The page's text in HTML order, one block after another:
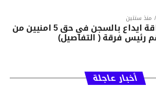
منذ سنتين
ابطاقة ايداع بالسجن في حق 5 امنيين من
رئيس فرقة ( التفاصيل)
أخبار عاجلة